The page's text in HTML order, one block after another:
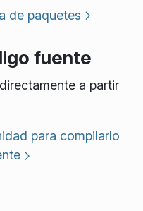
de paquetes
fuente
a partir
para compilarlo